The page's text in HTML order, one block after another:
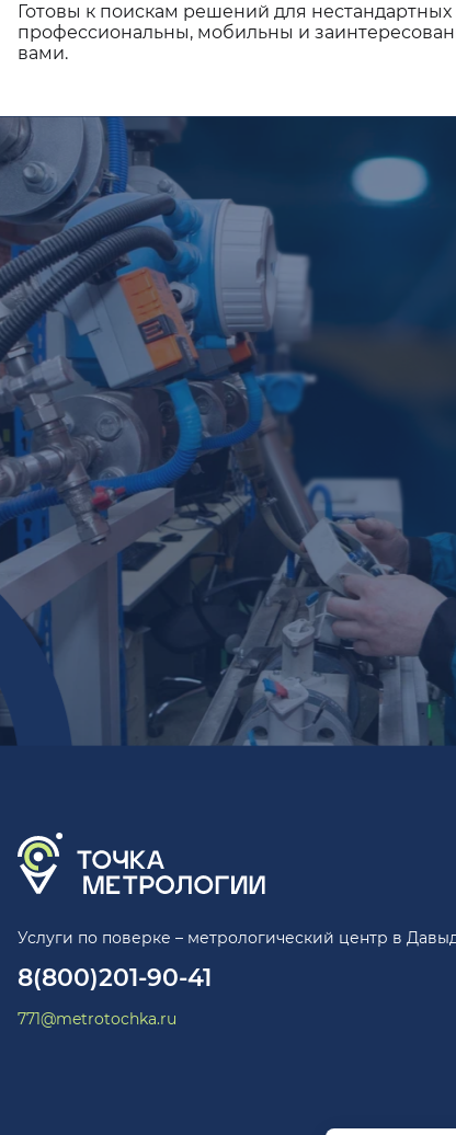
Готовы к поискам решений для
профессиональны, мобильны и
вами.
Услуги по поверке – метрологический центр в
8(800)201-90-41
771@metrotochka.ru